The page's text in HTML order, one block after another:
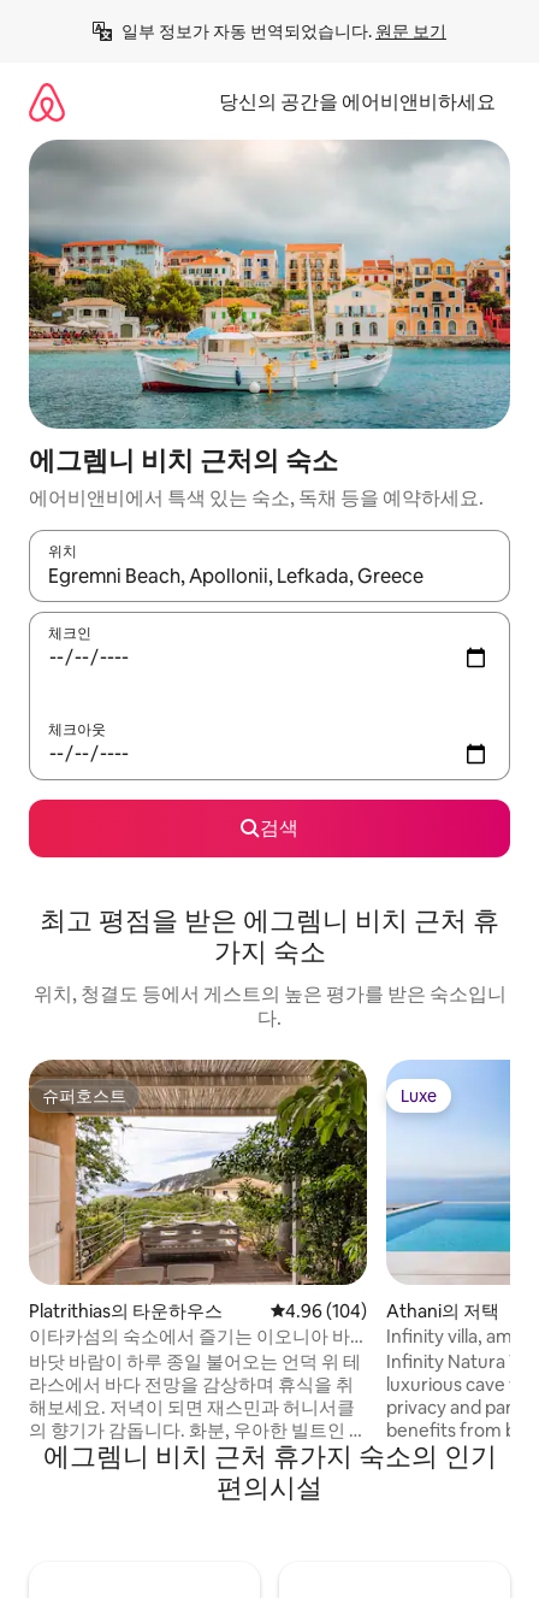
일부 정보가 자동 번역되었습니다. 원문 보기
당신의 공간을 에어비앤비하세요
에그렘니 비치 근처의 숙소
에어비앤비에서 특색 있는 숙소, 독채 등을 예약하세요.
위치
결과가 나오면 위·아래 화살표 키를 사용하거나 터치 또는 스와이
체크인
체크아웃
검색
최고 평점을 받은 에그렘니 비치 근처 휴
가지 숙소
위치, 청결도 등에서 게스트의 높은 평가를 받은 숙소입니
다.
슈퍼호스트
슈퍼호스트
Platrithias의 타운하우스 평점 4.96점(5점 만점), 후기 104
4.96 (104)
이타카섬의 숙소에서 즐기는 이오니아 바
다의 산들 바람
바닷 바람이 하루 종일 불어오는 언덕 위 테
라스에서 바다 전망을 감상하며 휴식을 취
해보세요. 저녁이 되면 재스민과 허니서클
의 향기가 감돕니다. 화분, 우아한 빌트인 가
구, 옅은 황토색 톤의 멋진 인테리어 소품이
실내에도 고요한 분위기를 연출합니다. 조
명과 기타 디테일이 고요함을 더합니다. 이
Luxe
Luxe
Athani의 저택
Infinity villa,
Infinity Natura
luxurious cave
privacy and
benefits from
island’s best
from Athani
에그렘니 비치 근처 휴가지 숙소의 인기
편의시설